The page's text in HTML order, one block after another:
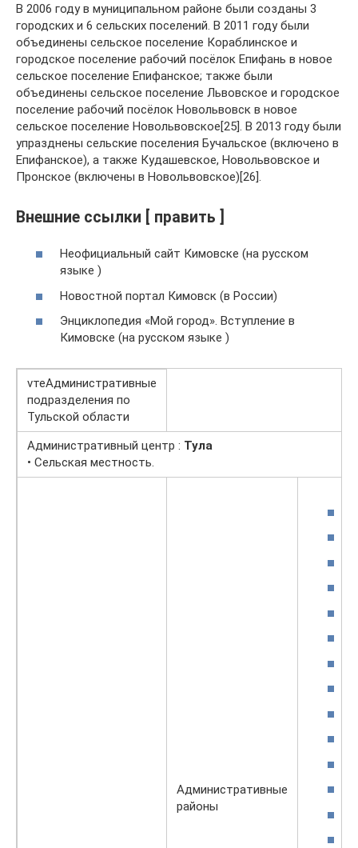
В 2006 году в муниципальном районе были созданы 3
городских и 6 сельских поселений. В 2011 году были
объединены сельское поселение Кораблинское и
городское поселение рабочий посёлок Епифань в новое
сельское поселение Епифанское; также были
объединены сельское поселение Львовское и городское
поселение рабочий посёлок Новольвовск в новое
сельское поселение Новольвовское[25]. В 2013 году были
упразднены сельские поселения Бучальское (включено в
Епифанское), а также Кудашевское, Новольвовское и
Пронское (включены в Новольвовское)[26].
Внешние ссылки [ править ]
Неофициальный сайт Кимовске (на русском
языке )
Новостной портал Кимовск (в России)
Энциклопедия «Мой город». Вступление в
Кимовске (на русском языке )
vтеАдминистративные
подразделения по
Тульской области
Административный центр : Тула
• Сельская местность.
Административные
районы